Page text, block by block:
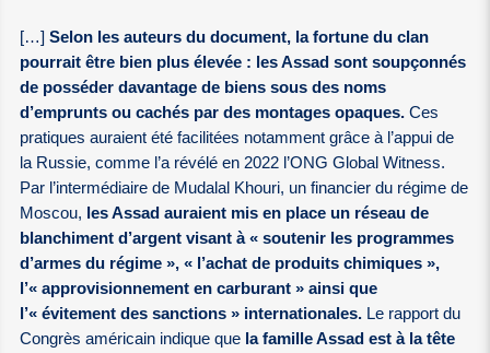
[…]Selon les auteurs du document, la fortune du clan
pourrait être bien plus élevée : les Assad sont soupçonnés
de posséder davantage de biens sous des noms
d’emprunts ou cachés par des montages opaques. Ces
pratiques auraient été facilitées notamment grâce à l’appui de
la Russie, comme l’a révélé en 2022 l’ONG Global Witness.
Par l’intermédiaire de Mudalal Khouri, un financier du régime de
Moscou, les Assad auraient mis en place un réseau de
blanchiment d’argent visant à « soutenir les programmes
d’armes du régime », « l’achat de produits chimiques »,
l’« approvisionnement en carburant » ainsi que
l’« évitement des sanctions » internationales. Le rapport du
Congrès américain indique que la famille Assad est à la tête